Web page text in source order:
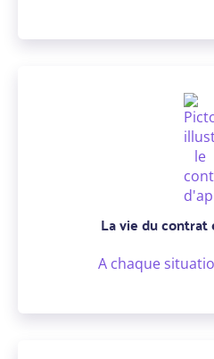
La vie du contrat
A chaque